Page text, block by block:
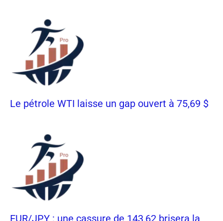
Le pétrole WTI laisse un gap ouvert à 75,69 $
EUR/JPY : une cassure de 143,62 brisera la